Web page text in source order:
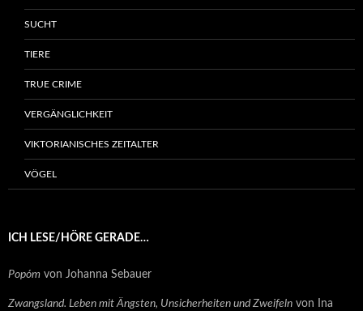
SUCHT
TIERE
TRUE CRIME
VERGÄNGLICHKEIT
VIKTORIANISCHES ZEITALTER
VÖGEL
ICH LESE/HÖRE GERADE…
Popóm von Johanna Sebauer
Zwangsland. Leben mit Ängsten, Unsicherheiten und Zweifeln von Ina